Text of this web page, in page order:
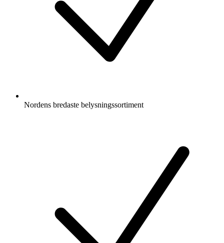
Nordens bredaste belysningssortiment